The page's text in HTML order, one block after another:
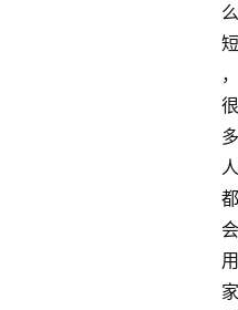
么
短
，
很
多
人
都
会
用
家